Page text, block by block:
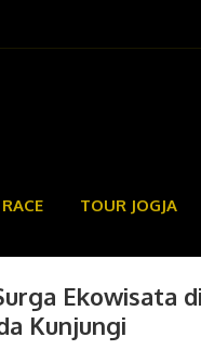
TOUR JOGJA
Ekowisata
Kunjungi